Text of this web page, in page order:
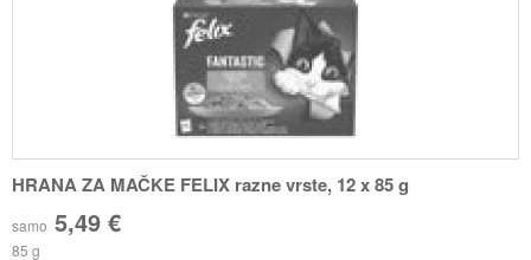
HRANA ZA MAČKE FELIX razne vrste, 12 x 85 g
samo 5,49 €
85 g